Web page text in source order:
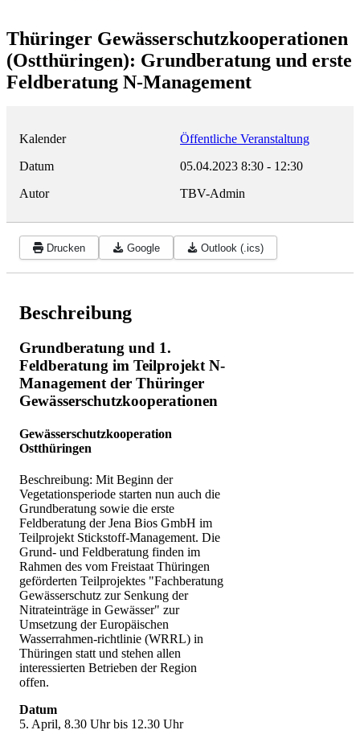
Thüringer Gewässerschutzkooperationen
(Ostthüringen): Grundberatung und erste
Feldberatung N-Management
Kalender
Öffentliche Veranstaltung
Datum
05.04.2023 8:30 - 12:30
Autor
TBV-Admin
Drucken Google Outlook (.ics)
Beschreibung
Grundberatung und 1.
Feldberatung im Teilprojekt N-
Management der Thüringer
Gewässerschutzkooperationen
Gewässerschutzkooperation
Ostthüringen
Beschreibung: Mit Beginn der
Vegetationsperiode starten nun auch die
Grundberatung sowie die erste
Feldberatung der Jena Bios GmbH im
Teilprojekt Stickstoff-Management. Die
Grund- und Feldberatung finden im
Rahmen des vom Freistaat Thüringen
geförderten Teilprojektes "Fachberatung
Gewässerschutz zur Senkung der
Nitrateinträge in Gewässer" zur
Umsetzung der Europäischen
Wasserrahmen-richtlinie (WRRL) in
Thüringen statt und stehen allen
interessierten Betrieben der Region
offen.
Datum
5. April, 8.30 Uhr bis 12.30 Uhr